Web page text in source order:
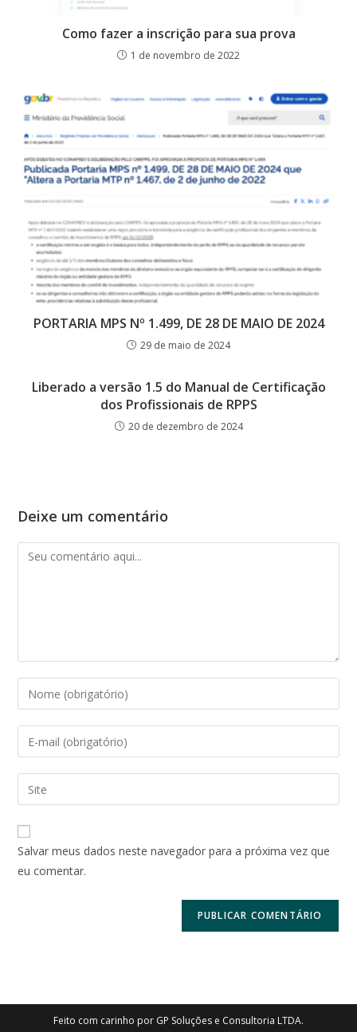
Como fazer a inscrição para sua prova
1 de novembro de 2022
PORTARIA MPS Nº 1.499, DE 28 DE MAIO DE 2024
29 de maio de 2024
Liberado a versão 1.5 do Manual de Certificação
dos Profissionais de RPPS
20 de dezembro de 2024
Deixe um comentário
Comentário
Digite
seu
nome
ou
de
usuário
para
comentar
Digite
seu
endereço
de
mail
para
comentar
Digite
o
URL
do
Salvar meus dados neste navegador para a próxima vez que
eu comentar.
Feito com carinho por GP Soluções e Consultoria LTDA.